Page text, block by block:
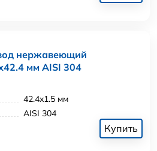
нержавеющий
мм AISI 304
42.4x1.5 мм
AISI 304
Купить